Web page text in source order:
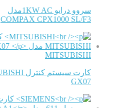
سروو درایو 1KW ACمدل
COMPAX CPX1000 SL/F3
MITSUBISHI
کارت سیستم کنترل MITSUBISHI مدل
GX07